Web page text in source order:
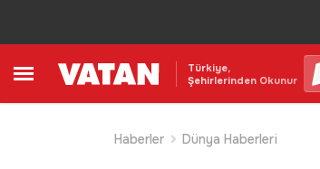
Türkiye,
Şehirlerinden Okunur
Haberler
Dünya Haberleri